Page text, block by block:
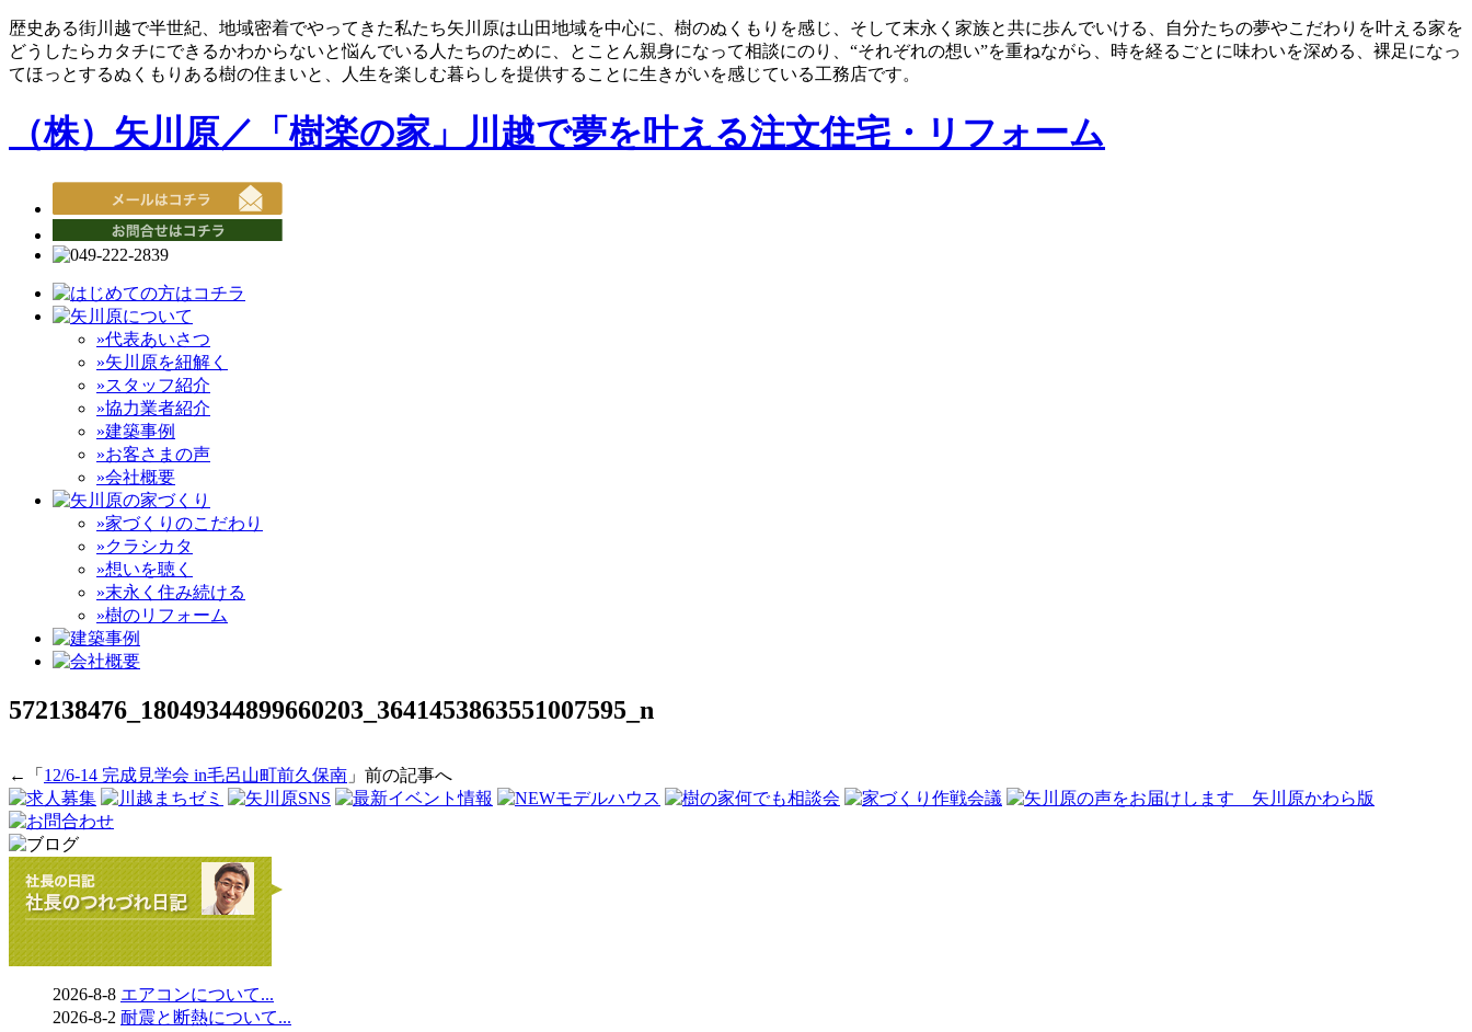
歴史ある街川越で半世紀、地域密着でやってきた私たち矢川原は山田地域を中心に、樹のぬくもりを感じ、そして末永く家族と共に歩んでいける、自分たちの夢やこだわりを叶える家を
どうしたらカタチにできるかわからないと悩んでいる人たちのために、とことん親身になって相談にのり、“それぞれの想い”を重ねながら、時を経るごとに味わいを深める、裸足になっ
てほっとするぬくもりある樹の住まいと、人生を楽しむ暮らしを提供することに生きがいを感じている工務店です。
（株）矢川原／「樹楽の家」川越で夢を叶える注文住宅・リフォーム
»代表あいさつ
»矢川原を紐解く
»スタッフ紹介
»協力業者紹介
»建築事例
»お客さまの声
»会社概要
»家づくりのこだわり
»クラシカタ
»想いを聴く
»末永く住み続ける
»樹のリフォーム
572138476_18049344899660203_3641453863551007595_n
←「 12/6-14 完成見学会 in毛呂山町前久保南 」前の記事へ
2026-8-8 エアコンについて...
2026-8-2 耐震と断熱について...